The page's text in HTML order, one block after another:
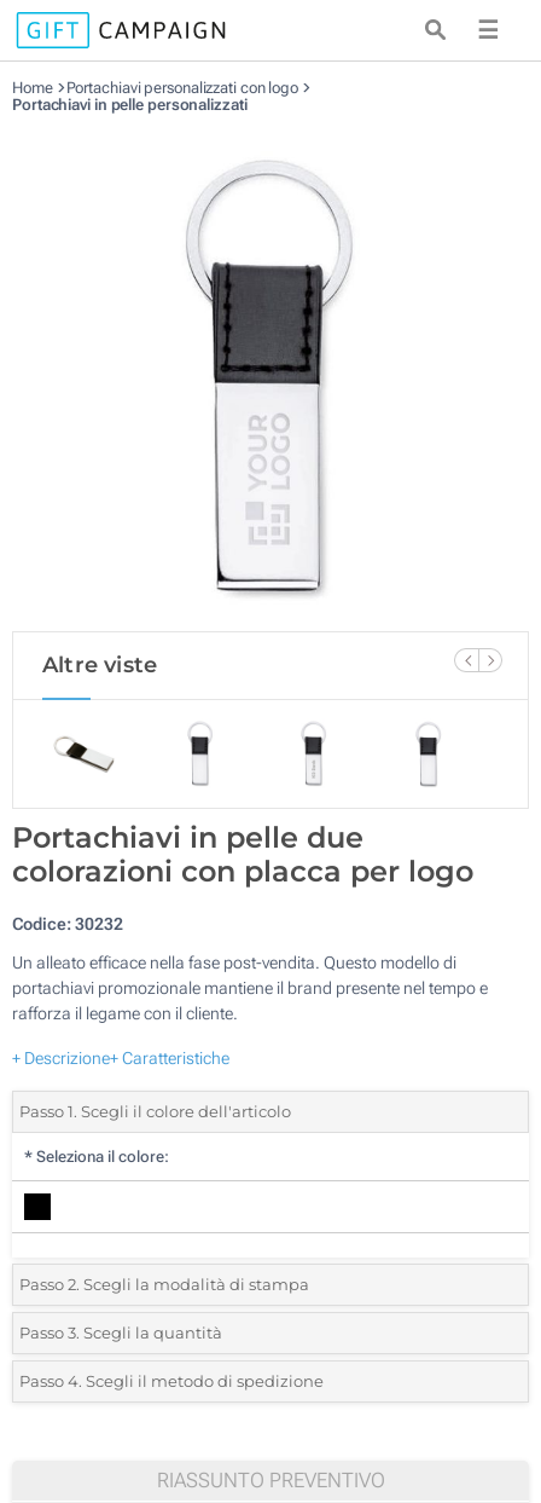
☰
Home
Portachiavi personalizzati con logo
Portachiavi in pelle personalizzati
Altre viste
Portachiavi in pelle due
colorazioni con placca per logo
Codice:30232
Un alleato efficace nella fase post-vendita. Questo modello di
portachiavi promozionale mantiene il brand presente nel tempo e
rafforza il legame con il cliente.
+ Descrizione+ Caratteristiche
Passo 1. Scegli il colore dell'articolo
* Seleziona il colore:
Passo 2. Scegli la modalità di stampa
*Seleziona la posizione di stampa e il colore del vostro logo:
1 Colore (Parte metallica)
3 Colori (Parte metallica)
Passo 3. Scegli la quantità
*Quantità desiderata:
Passo 4. Scegli il metodo di spedizione
RIASSUNTO PREVENTIVO